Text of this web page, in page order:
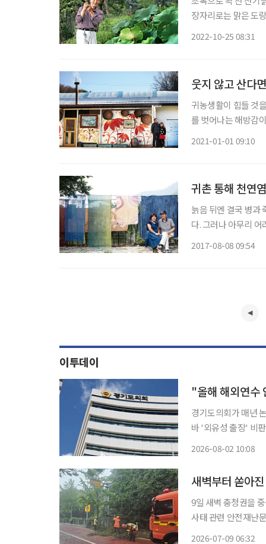
장자리로는 맑은 도
2022-10-25 08:31
웃지 않고 산다
귀농생활이 힘들 것
를 벗어나는 해방감
2021-01-01 09:10
귀촌 통해 천연
늙음 뒤엔 결국 병과
다. 그러나 아무리
2017-08-08 09:54
이투데이
"올해 해외연
경기도의회가 매년
바 '외유성 출장' 비
2026-08-02 10:08
새벽부터 쏟아
9일 새벽 충청권을
사태 관련 안전재난
2026-07-09 06:32